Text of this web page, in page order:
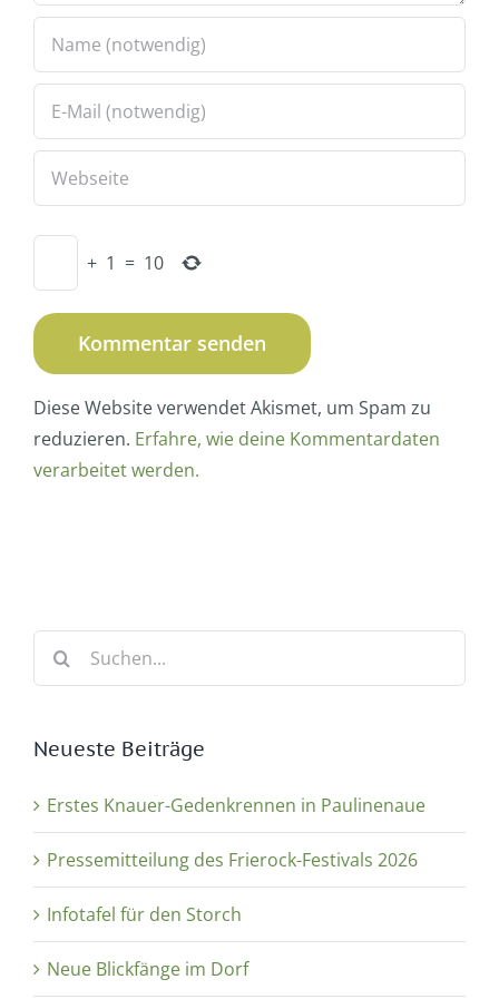
+ 1 = 10
Diese Website verwendet Akismet, um Spam zu
reduzieren. Erfahre, wie deine Kommentardaten
verarbeitet werden.
Suche
Neueste Beiträge
Erstes Knauer-Gedenkrennen in Paulinenaue
Pressemitteilung des Frierock-Festivals 2026
Infotafel für den Storch
Neue Blickfänge im Dorf